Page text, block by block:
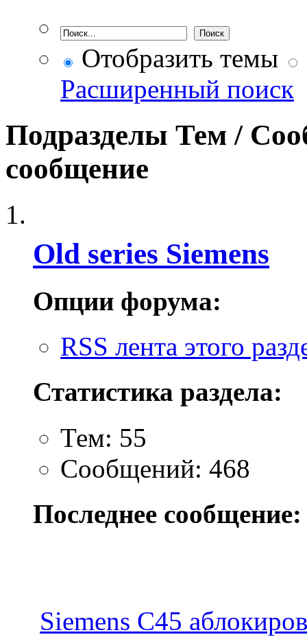
Отобразить темы
Расширенный поиск
Подразделы Тем /
сообщение
Old series Siemens
Опции форума:
RSS лента этого
Статистика раздела:
Тем: 55
Сообщений: 468
Последнее сообщение:
Siemens C45